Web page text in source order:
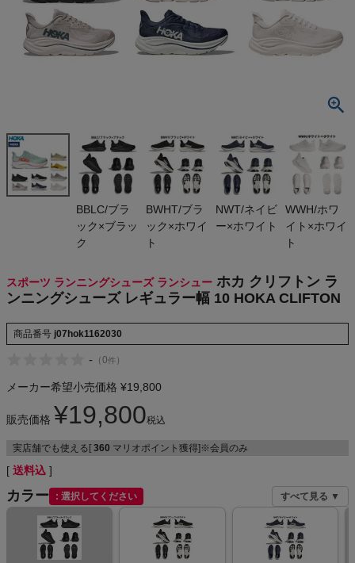
最近閲覧した商品
ギュラー幅 1
0 HOKA CLI
FTON
(税込)
THE NORTH FACE
NIKE
CHUMS
もっと見る
メンズカジュアルウェア
レディースカジュアルウェア
BBLC/ブラ
ック×ブラッ
ク
BWHT/ブラ
ック×ホワイ
ト
NWT/ネイビ
ー×ホワイト
WWH/ホワ
イト×ホワイ
ト
スポーツ ランニングシューズ ランシュー ホカ クリフトン ラ
ンニングシューズ レギュラー幅 10 HOKA CLIFTON
商品番号 j07hok1162030
- （0件 ）
メーカー希望小売価格 ¥19,800
販売価格 ¥19,800税込
実店舗でも使える[ 360 マリオポイント獲得]※会員のみ
送料込
カラー 選択してください すべて見る ▼